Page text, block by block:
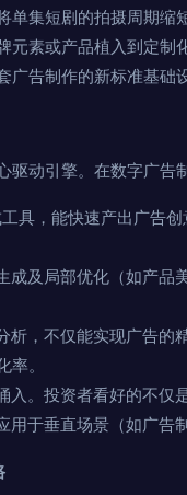
集短剧的拍摄周期
素或产品植入到定制
告制作的新标准基础设
动引擎。在数字广告
具，能快速产出广告
成及局部优化（如产
析，不仅能实现广告的
。
。投资者看好的不仅
于垂直场景（如广告